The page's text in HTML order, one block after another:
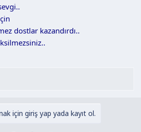
dostlar kazandırdı..
için giriş yap yada kayıt ol.